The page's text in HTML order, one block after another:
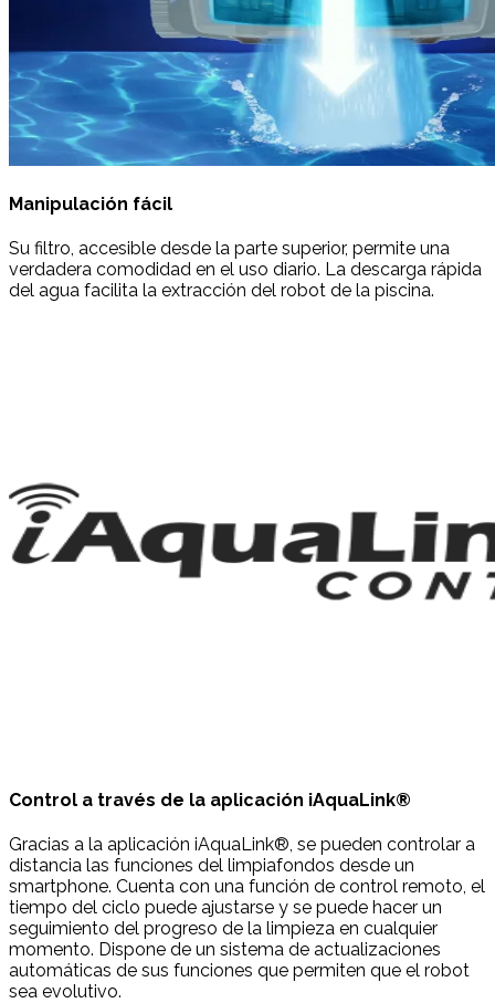
Manipulación fácil
Su filtro, accesible desde la parte superior, permite una
verdadera comodidad en el uso diario. La descarga rápida
del agua facilita la extracción del robot de la piscina.
Control a través de la aplicación iAquaLink®
Gracias a la aplicación iAquaLink®, se pueden controlar a
distancia las funciones del limpiafondos desde un
smartphone. Cuenta con una función de control remoto, el
tiempo del ciclo puede ajustarse y se puede hacer un
seguimiento del progreso de la limpieza en cualquier
momento. Dispone de un sistema de actualizaciones
automáticas de sus funciones que permiten que el robot
sea evolutivo.